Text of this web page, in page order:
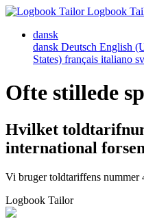
Logbook
dansk
dansk Deutsch English
States) français italiano
Ofte stillede
Hvilket
international
Vi bruger toldtariffens nummer
Logbook Tailor